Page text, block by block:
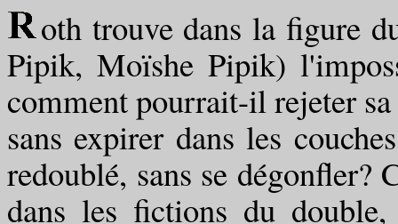
oth trouve dans la figure
Pipik, Moïshe Pipik)
comment pourrait-il rejeter
sans expirer dans les
redoublé, sans se dégonfler?
dans les fictions du